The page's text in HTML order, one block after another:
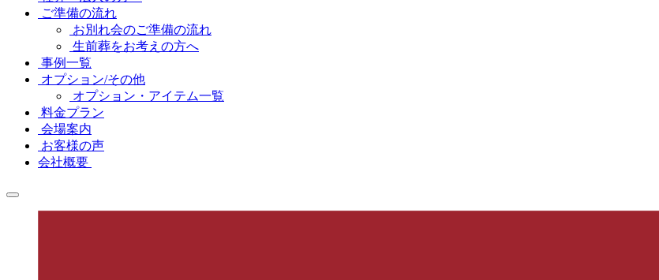
ご準備の流れ
お別れ会のご準備の流れ
生前葬をお考えの方へ
事例一覧
オプション/その他
オプション・アイテム一覧
料金プラン
会場案内
お客様の声
会社概要